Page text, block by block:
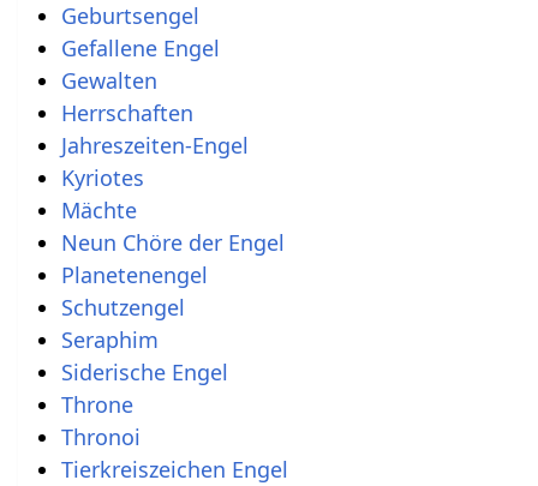
Geburtsengel
Gefallene Engel
Gewalten
Herrschaften
Jahreszeiten-Engel
Kyriotes
Mächte
Neun Chöre der Engel
Planetenengel
Schutzengel
Seraphim
Siderische Engel
Throne
Thronoi
Tierkreiszeichen Engel